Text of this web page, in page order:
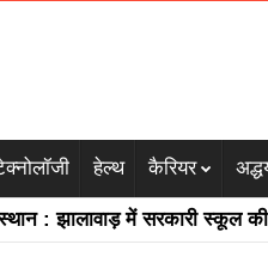
हेल्थ कैरियर
झालावाड़ में सरकारी स्कूल की